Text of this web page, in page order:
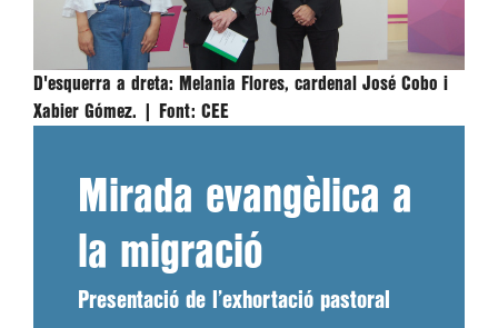
D'esquerra a dreta: Melania Flores, cardenal José Cobo i
Xabier Gómez. |
Font: CEE
Mirada evangèlica a
la migració
Presentació de l’exhortació pastoral